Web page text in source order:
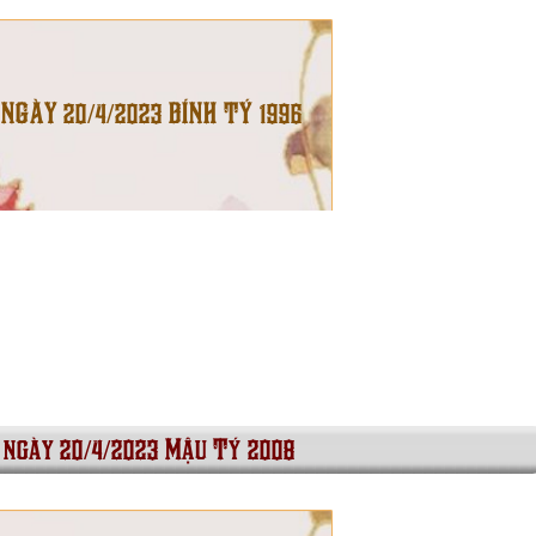
20/4/2023 BÍNH TÝ 1996
20/4/2023 Mậu Tý 2008